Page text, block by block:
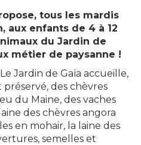
tous les mardis
aux enfants de 4 à 12
du Jardin de
métier de paysanne !
Jardin de Gaïa accueille,
des chèvres
du Maine, des vaches
des chèvres angora
en mohair, la laine des
semelles et